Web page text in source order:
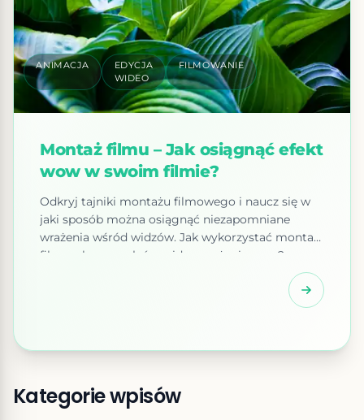
ANIMACJA
EDYCJA
WIDEO
FILMOWANIE
Montaż filmu – Jak osiągnąć efekt
wow w swoim filmie?
Odkryj tajniki montażu filmowego i naucz się w
jaki sposób można osiągnąć niezapomniane
wrażenia wśród widzów. Jak wykorzystać montaż
filmu, aby wywołać u widza wrażenie wow?
Montaż filmu jest jednym z najbardziej istotnych
aspektów tworzenia filmu, ponieważ decyduje o
tym, jak widz odbiera dany obraz. Aby wywołać u
Kategorie wpisów